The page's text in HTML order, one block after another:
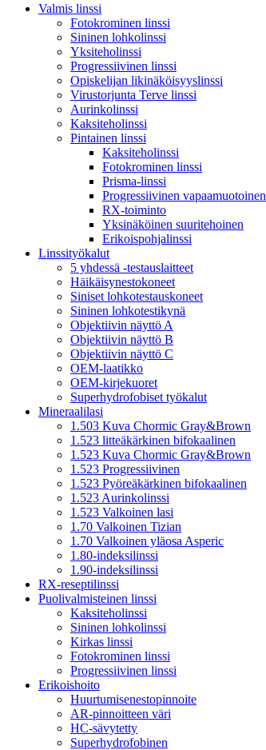
Valmis linssi
Fotokrominen linssi
Sininen lohkolinssi
Yksiteholinssi
Progressiivinen linssi
Opiskelijan likinäköisyyslinssi
Virustorjunta Terve linssi
Aurinkolinssi
Kaksiteholinssi
Pintainen linssi
Kaksiteholinssi
Fotokrominen linssi
Prisma-linssi
Progressiivinen vapaamuotoinen
RX-toiminto
Yksinäköinen suuritehoinen
Erikoispohjalinssi
Linssityökalut
5 yhdessä -testauslaitteet
Häikäisynestokoneet
Siniset lohkotestauskoneet
Sininen lohkotestikynä
Objektiivin näyttö A
Objektiivin näyttö B
Objektiivin näyttö C
OEM-laatikko
OEM-kirjekuoret
Superhydrofobiset työkalut
Mineraalilasi
1.503 Kuva Chormic Gray&Brown
1.523 litteäkärkinen bifokaalinen
1.523 Kuva Chormic Gray&Brown
1.523 Progressiivinen
1.523 Pyöreäkärkinen bifokaalinen
1.523 Aurinkolinssi
1.523 Valkoinen lasi
1.70 Valkoinen Tizian
1.70 Valkoinen yläosa Asperic
1.80-indeksilinssi
1.90-indeksilinssi
RX-reseptilinssi
Puolivalmisteinen linssi
Kaksiteholinssi
Sininen lohkolinssi
Kirkas linssi
Fotokrominen linssi
Progressiivinen linssi
Erikoishoito
Huurtumisenestopinnoite
AR-pinnoitteen väri
HC-sävytetty
Superhydrofobinen